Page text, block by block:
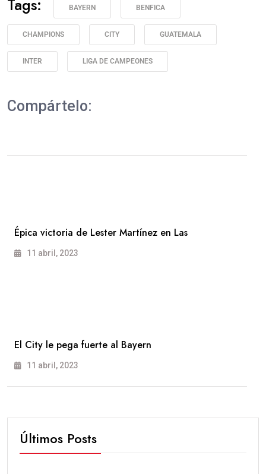
Tags: BAYERN BENFICA
CHAMPIONS CITY GUATEMALA
INTER LIGA DE CAMPEONES
Compártelo:
Épica victoria de Lester Martínez en Las
11 abril, 2023
El City le pega fuerte al Bayern
11 abril, 2023
Últimos Posts